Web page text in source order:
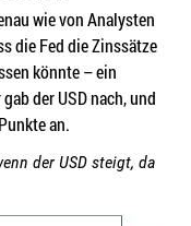
wie von Analysten
die Fed die Zinssätze
könnte – ein
der USD nach, und
an.
der USD steigt, da